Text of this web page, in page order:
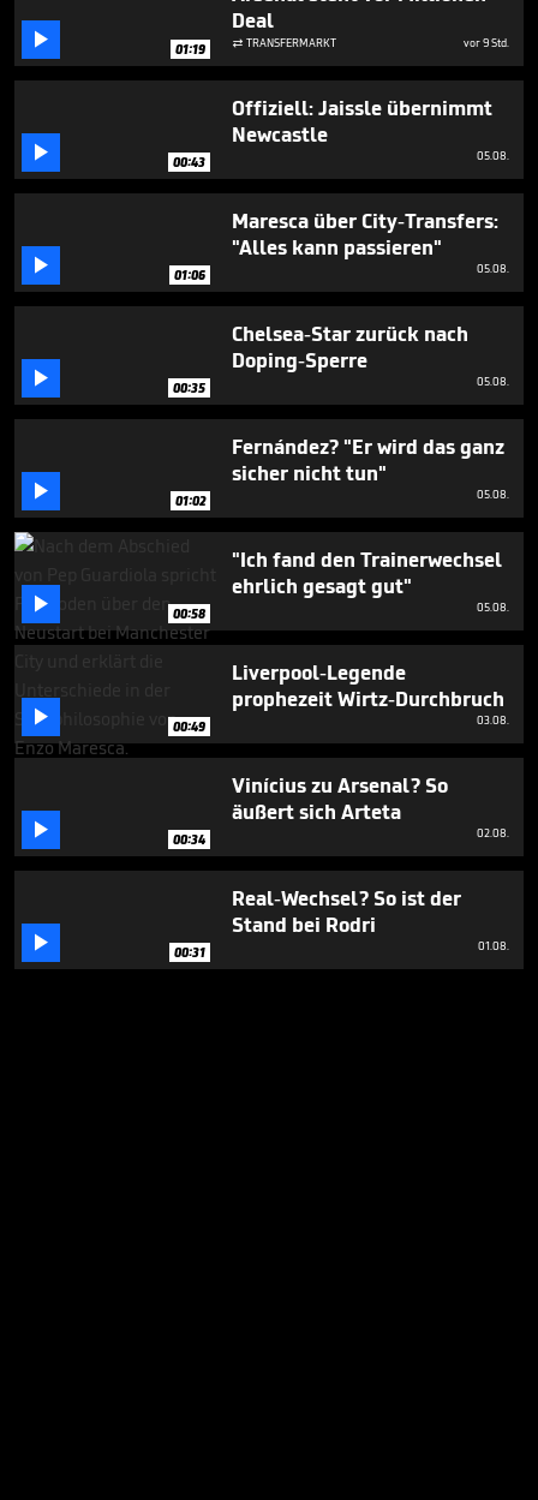
 01:19
Deal
 TRANSFERMARKT vor 9 Std.
 00:43
Offiziell: Jaissle übernimmt
Newcastle
05.08.
 01:06
Maresca über City-Transfers:
"Alles kann passieren"
05.08.
 00:35
Chelsea-Star zurück nach
Doping-Sperre
05.08.
 01:02
Fernández? "Er wird das ganz
sicher nicht tun"
05.08.
 00:58
"Ich fand den Trainerwechsel
ehrlich gesagt gut"
05.08.
 00:49
Liverpool-Legende
prophezeit Wirtz-Durchbruch
03.08.
 00:34
Vinícius zu Arsenal? So
äußert sich Arteta
02.08.
 00:31
Real-Wechsel? So ist der
Stand bei Rodri
01.08.